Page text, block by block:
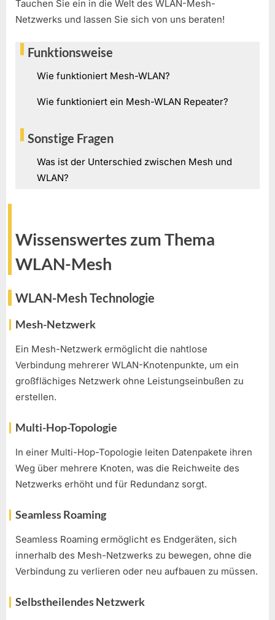
Tauchen Sie ein in die Welt des WLAN-Mesh-
Netzwerks und lassen Sie sich von uns beraten!
Funktionsweise
Wie funktioniert Mesh-WLAN?
Wie funktioniert ein Mesh-WLAN Repeater?
Sonstige Fragen
Was ist der Unterschied zwischen Mesh und
WLAN?
Wissenswertes zum Thema
WLAN-Mesh
WLAN-Mesh Technologie
Mesh-Netzwerk
Ein Mesh-Netzwerk ermöglicht die nahtlose
Verbindung mehrerer WLAN-Knotenpunkte, um ein
großflächiges Netzwerk ohne Leistungseinbußen zu
erstellen.
Multi-Hop-Topologie
In einer Multi-Hop-Topologie leiten Datenpakete ihren
Weg über mehrere Knoten, was die Reichweite des
Netzwerks erhöht und für Redundanz sorgt.
Seamless Roaming
Seamless Roaming ermöglicht es Endgeräten, sich
innerhalb des Mesh-Netzwerks zu bewegen, ohne die
Verbindung zu verlieren oder neu aufbauen zu müssen.
Selbstheilendes Netzwerk